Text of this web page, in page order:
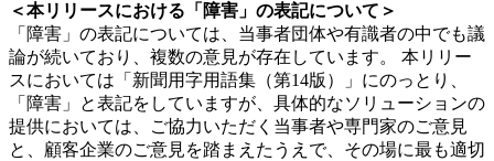
＜本リリースにおける「障害」の表記について＞
「障害」の表記については、当事者団体や有識者の中でも議
論が続いており、複数の意見が存在しています。 本リリー
スにおいては「新聞用字用語集（第14版）」にのっとり、
「障害」と表記をしていますが、具体的なソリューションの
提供においては、ご協力いただく当事者や専門家のご意見
と、顧客企業のご意見を踏まえたうえで、その場に最も適切